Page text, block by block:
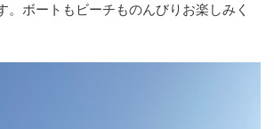
。ボートもビーチものんびりお楽しみく